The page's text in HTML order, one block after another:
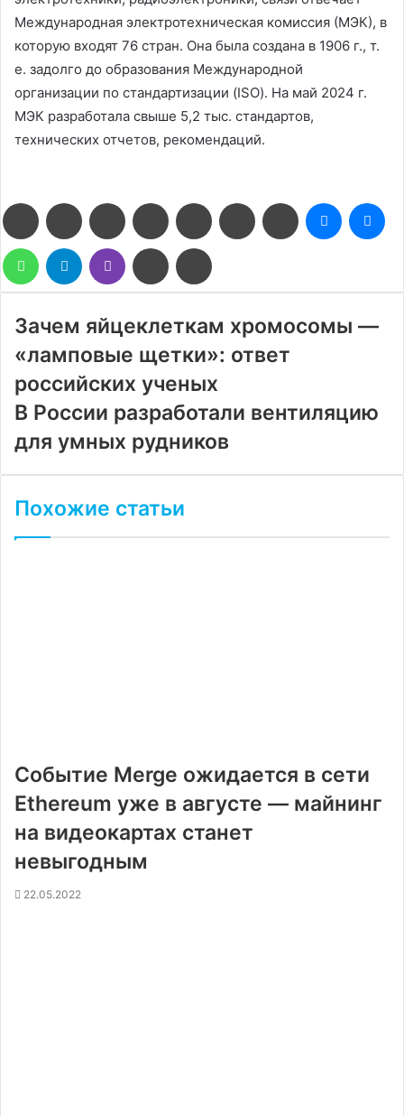
Международная электротехническая комиссия (МЭК), в
которую входят 76 стран. Она была создана в 1906 г., т.
е. задолго до образования Международной
организации по стандартизации (ISO). На май 2024 г.
МЭК разработала свыше 5,2 тыс. стандартов,
технических отчетов, рекомендаций.
FacebookTwitter LinkedIn Pinterest Reddit ВконтактеОдноклассники
Messenger
WhatsAppTelegram Viber
Поделиться
через
электронную
Зачем яйцеклеткам хромосомы —
«ламповые щетки»: ответ
российских ученых
В России разработали вентиляцию
для умных рудников
Похожие статьи
Событие Merge ожидается в сети
Ethereum уже в августе — майнинг
на видеокартах станет
невыгодным
22.05.2022